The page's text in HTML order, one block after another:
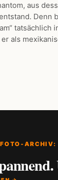
aus
Denn
tatsächlich
als
ARCHIV: